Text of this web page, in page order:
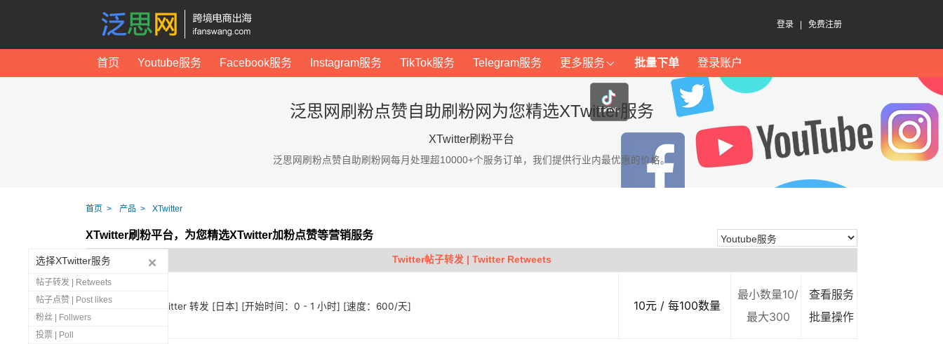
登录 免费注册
首页 Youtube服务 Facebook服务 Instagram服务 TikTok服务 Telegram服务 更多服务 批量下单 登录账户
泛思网刷粉点赞自助刷粉网为您精选XTwitter服务
XTwitter刷粉平台
泛思网刷粉点赞自助刷粉网每月处理超10000+个服务订单，我们提供行业内最优惠的价格。
首页 产品 XTwitter
XTwitter刷粉平台，为您精选XTwitter加粉点赞等营销服务
Twitter帖子转发 | Twitter Retweets
1279 🇯🇵 Twitter 转发 [日本] [开始时间：0 - 1 小时] [速度：600/天] 10元 / 每100数量
最小数量10/
最大300
查看服务
批量操作
选择XTwitter服务
帖子转发 | Retweets
帖子点赞 | Post likes
粉丝 | Follwers
投票 | Poll